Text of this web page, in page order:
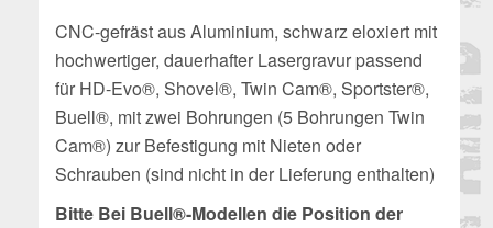
CNC-gefräst aus Aluminium, schwarz eloxiert mit
hochwertiger, dauerhafter Lasergravur passend
für HD-Evo®, Shovel®, Twin Cam®, Sportster®,
Buell®, mit zwei Bohrungen (5 Bohrungen Twin
Cam®) zur Befestigung mit Nieten oder
Schrauben (sind nicht in der Lieferung enthalten)
Bitte Bei Buell®-Modellen die Position der